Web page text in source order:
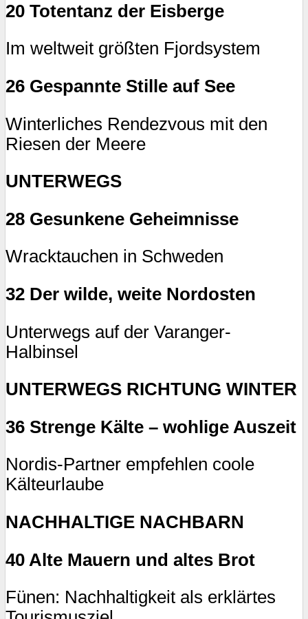
20 Totentanz der Eisberge
Im weltweit größten Fjordsystem
26 Gespannte Stille auf See
Winterliches Rendezvous mit den
Riesen der Meere
UNTERWEGS
28 Gesunkene Geheimnisse
Wracktauchen in Schweden
32 Der wilde, weite Nordosten
Unterwegs auf der Varanger-
Halbinsel
UNTERWEGS RICHTUNG WINTER
36 Strenge Kälte – wohlige Auszeit
Nordis-Partner empfehlen coole
Kälteurlaube
NACHHALTIGE NACHBARN
40 Alte Mauern und altes Brot
Fünen: Nachhaltigkeit als erklärtes